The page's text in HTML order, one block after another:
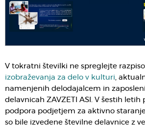
V tokratni številki ne spreglejte
izobraževanja za delo v kulturi,
namenjenih delodajalcem in
delavnicah ZAVZETI ASI. V šestih letih
podpora podjetjem za aktivno
so bile izvedene številne delavnice z